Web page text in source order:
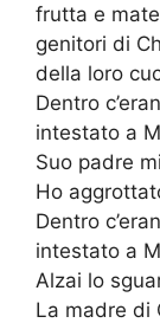
frutta e
genitori di
della loro
Dentro
intestato a
Suo padre
Ho
Dentro
intestato a
Alzai lo
La madre di